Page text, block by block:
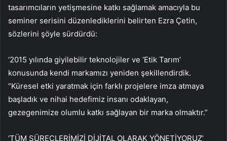
tasarımcıların yetişmesine katkı sağlamak amacıyla bu
seminer serisini düzenlediklerini belirten Ezra Çetin,
sözlerini şöyle sürdürdü:
‘2015 yılında giyilebilir teknolojiler ve ‘Etik Tarım’
konusunda kendi markamızı yeniden şekillendirdik.
“Küresel etki yaratmak için farklı projelere imza atmaya
başladık ve nihai hedefimiz insanı odaklayan,
gezegenimize olumlu katkı sağlayan bir marka olmaktır.”
‘TÜM SÜREÇLERİMİZİ DİJİTAL OLARAK YÖNETİYORUZ’